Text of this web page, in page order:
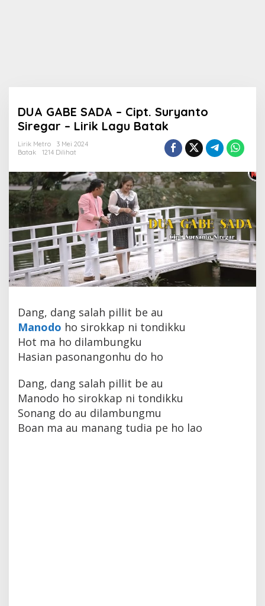
DUA GABE SADA – Cipt. Suryanto
Siregar – Lirik Lagu Batak
Lirik Metro
3 Mei 2024
Batak
1214 Dilihat
Dang, dang salah pillit be au
Manodo ho sirokkap ni tondikku
Hot ma ho dilambungku
Hasian pasonangonhu do ho
Dang, dang salah pillit be au
Manodo ho sirokkap ni tondikku
Sonang do au dilambungmu
Boan ma au manang tudia pe ho lao